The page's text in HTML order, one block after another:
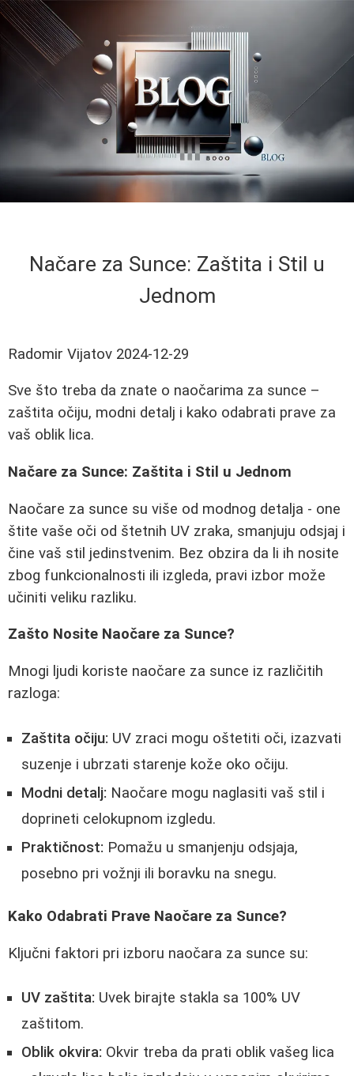
Načare za Sunce: Zaštita i Stil u
Jednom
Radomir Vijatov 2024-12-29
Sve što treba da znate o naočarima za sunce –
zaštita očiju, modni detalj i kako odabrati prave za
vaš oblik lica.
Načare za Sunce: Zaštita i Stil u Jednom
Naočare za sunce su više od modnog detalja - one
štite vaše oči od štetnih UV zraka, smanjuju odsjaj i
čine vaš stil jedinstvenim. Bez obzira da li ih nosite
zbog funkcionalnosti ili izgleda, pravi izbor može
učiniti veliku razliku.
Zašto Nosite Naočare za Sunce?
Mnogi ljudi koriste naočare za sunce iz različitih
razloga:
Zaštita očiju: UV zraci mogu oštetiti oči, izazvati
suzenje i ubrzati starenje kože oko očiju.
Modni detalj: Naočare mogu naglasiti vaš stil i
doprineti celokupnom izgledu.
Praktičnost: Pomažu u smanjenju odsjaja,
posebno pri vožnji ili boravku na snegu.
Kako Odabrati Prave Naočare za Sunce?
Ključni faktori pri izboru naočara za sunce su:
UV zaštita: Uvek birajte stakla sa 100% UV
zaštitom.
Oblik okvira: Okvir treba da prati oblik vašeg lica